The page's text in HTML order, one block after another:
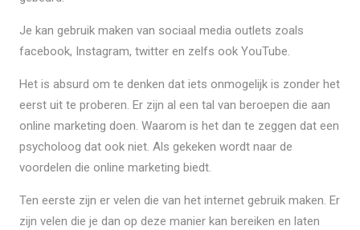
Je kan gebruik maken van sociaal media outlets zoals
facebook, Instagram, twitter en zelfs ook YouTube.
Het is absurd om te denken dat iets onmogelijk is zonder het
eerst uit te proberen. Er zijn al een tal van beroepen die aan
online marketing doen. Waarom is het dan te zeggen dat een
psycholoog dat ook niet. Als gekeken wordt naar de
voordelen die online marketing biedt.
Ten eerste zijn er velen die van het internet gebruik maken. Er
zijn velen die je dan op deze manier kan bereiken en laten